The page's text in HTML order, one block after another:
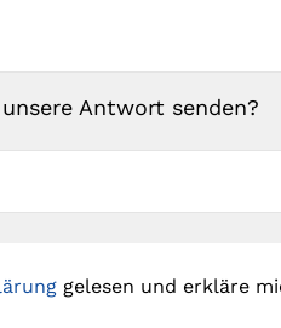
Antwort senden?
gelesen und erkläre